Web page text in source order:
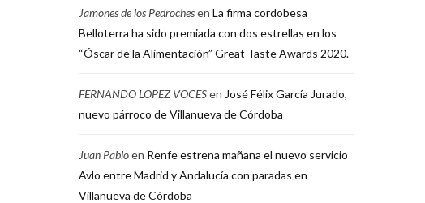
Jamones de los Pedrochesen La firma cordobesa
Belloterra ha sido premiada con dos estrellas en los
“Óscar de la Alimentación” Great Taste Awards 2020.
FERNANDO LOPEZ VOCESen José Félix García Jurado,
nuevo párroco de Villanueva de Córdoba
Juan Pabloen Renfe estrena mañana el nuevo servicio
Avlo entre Madrid y Andalucía con paradas en
Villanueva de Córdoba